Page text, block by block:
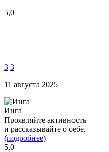
5,0
3 3
11 августа 2025
Инга
Проявляйте активность
и рассказывайте о себе.
(подробнее)
5,0